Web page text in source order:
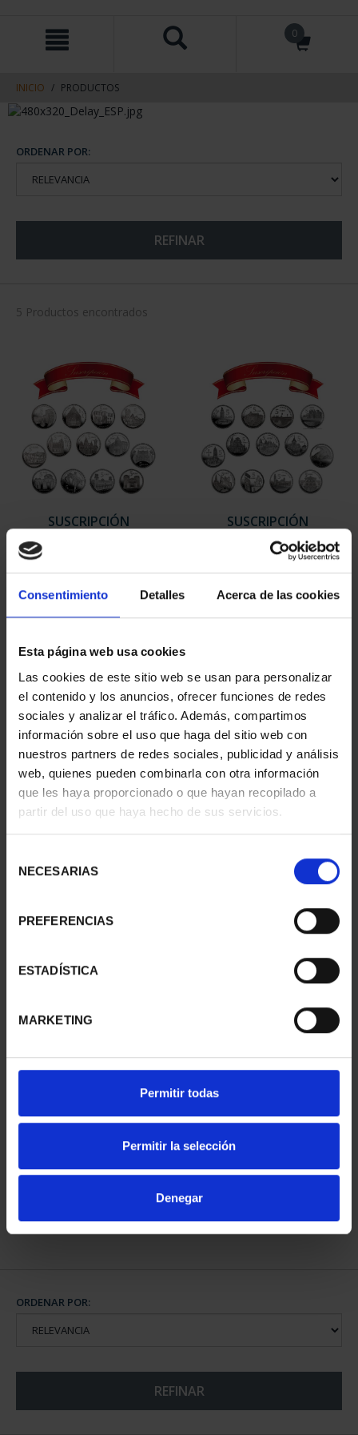
Consentimiento Detalles Acerca de las cookies
Esta página web usa cookies
Las cookies de este sitio web se usan para personalizar
el contenido y los anuncios, ofrecer funciones de redes
sociales y analizar el tráfico. Además, compartimos
información sobre el uso que haga del sitio web con
nuestros partners de redes sociales, publicidad y análisis
web, quienes pueden combinarla con otra información
que les haya proporcionado o que hayan recopilado a
partir del uso que haya hecho de sus servicios.
NECESARIAS
PREFERENCIAS
ESTADÍSTICA
MARKETING
Permitir todas
Permitir la selección
Denegar
contenido
navegacin
0
INICIO PRODUCTOS
ORDENAR POR:
REFINAR
5 Productos encontrados
SUSCRIPCIÓN
949,00 €
Sólo para usuarios
registrados
SUSCRIPCIÓN
CAPITALES DE
PROVINCIA 2
949,00 €
Sólo para usuarios
registrados
SUSCRIPCIÓN
CAPITALES DE
949,00 €
registrados
SUSCRIPCIÓN
CAPITALES DE
949,00 €
registrados
CAPITALES DE
COMPLET...
3.796,00 €
ORDENAR POR:
REFINAR